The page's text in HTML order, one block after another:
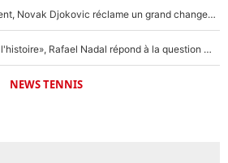
«Trop de conflits» : Mécontent, Novak Djokovic réclame un grand changement !
«C'est le meilleur joueur de l'histoire», Rafael Nadal répond à la question que tout le monde se pose !
NEWS TENNIS